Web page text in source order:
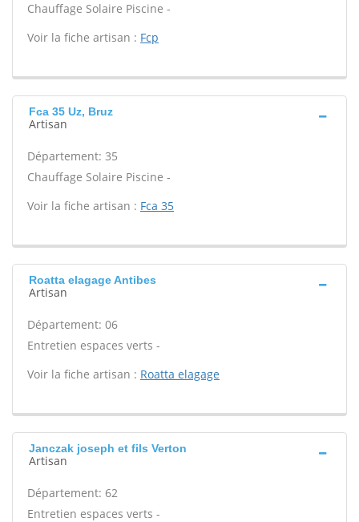
Chauffage Solaire Piscine -
Voir la fiche artisan : Fcp
Fca 35 Uz, Bruz
Artisan
Département: 35
Chauffage Solaire Piscine -
Voir la fiche artisan : Fca 35
Roatta elagage Antibes
Artisan
Département: 06
Entretien espaces verts -
Voir la fiche artisan : Roatta elagage
Janczak joseph et fils Verton
Artisan
Département: 62
Entretien espaces verts -